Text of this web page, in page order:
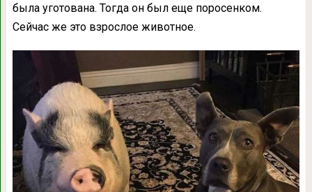
была уготована. Тогда он был еще поросенком.
Сейчас же это взрослое животное.